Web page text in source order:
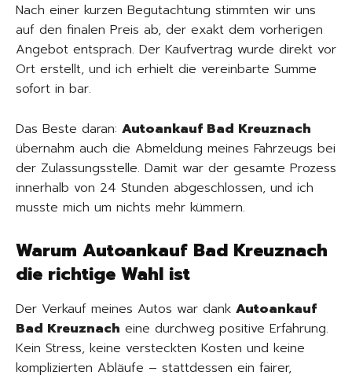
Nach einer kurzen Begutachtung stimmten wir uns
auf den finalen Preis ab, der exakt dem vorherigen
Angebot entsprach. Der Kaufvertrag wurde direkt vor
Ort erstellt, und ich erhielt die vereinbarte Summe
sofort in bar.
Das Beste daran: Autoankauf Bad Kreuznach
übernahm auch die Abmeldung meines Fahrzeugs bei
der Zulassungsstelle. Damit war der gesamte Prozess
innerhalb von 24 Stunden abgeschlossen, und ich
musste mich um nichts mehr kümmern.
Warum Autoankauf Bad Kreuznach
die richtige Wahl ist
Der Verkauf meines Autos war dank Autoankauf
Bad Kreuznach eine durchweg positive Erfahrung.
Kein Stress, keine versteckten Kosten und keine
komplizierten Abläufe – stattdessen ein fairer,